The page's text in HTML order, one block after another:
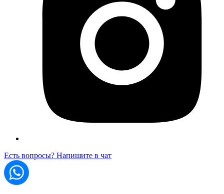
Есть вопросы? Напишите в чат